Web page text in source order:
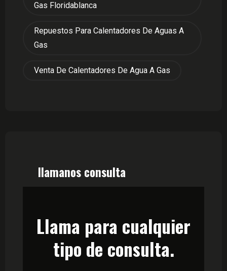
Gas Floridablanca
Repuestos Para Calentadores De Aguas A
Gas
Venta De Calentadores De Agua A Gas
llamanos consulta
Llama para cualquier
tipo de consulta.